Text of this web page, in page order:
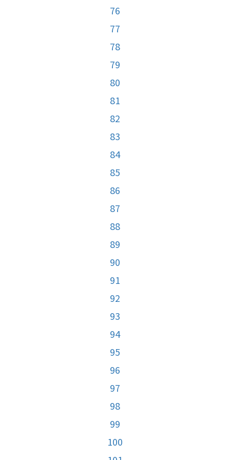
76
77
78
79
80
81
82
83
84
85
86
87
88
89
90
91
92
93
94
95
96
97
98
99
100